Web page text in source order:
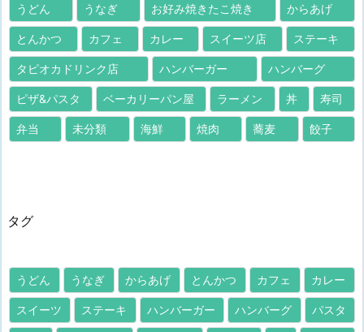
うどん うなぎ お好み焼きたこ焼き からあげ
とんかつ カフェ カレー スイーツ店 ステーキ
タピオカドリンク店 ハンバーガー ハンバーグ
ピザ&パスタ ベーカリーパン屋 ラーメン 丼 寿司
弁当 未分類 海鮮 焼肉 蕎麦 餃子
タグ
うどん うなぎ からあげ とんかつ カフェ カレー
スイーツ ステーキ ハンバーガー ハンバーグ パスタ